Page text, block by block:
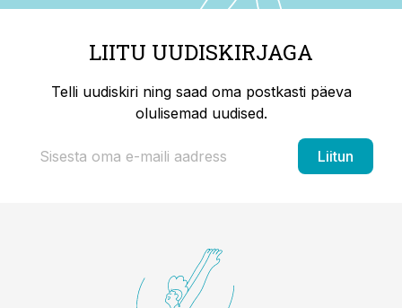
LIITU UUDISKIRJAGA
Telli uudiskiri ning saad oma postkasti päeva
olulisemad uudised.
Liitun